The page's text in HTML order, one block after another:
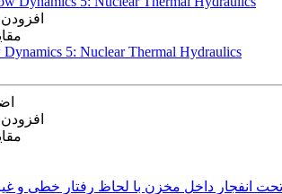
5: Nuclear Thermal Hydraulics